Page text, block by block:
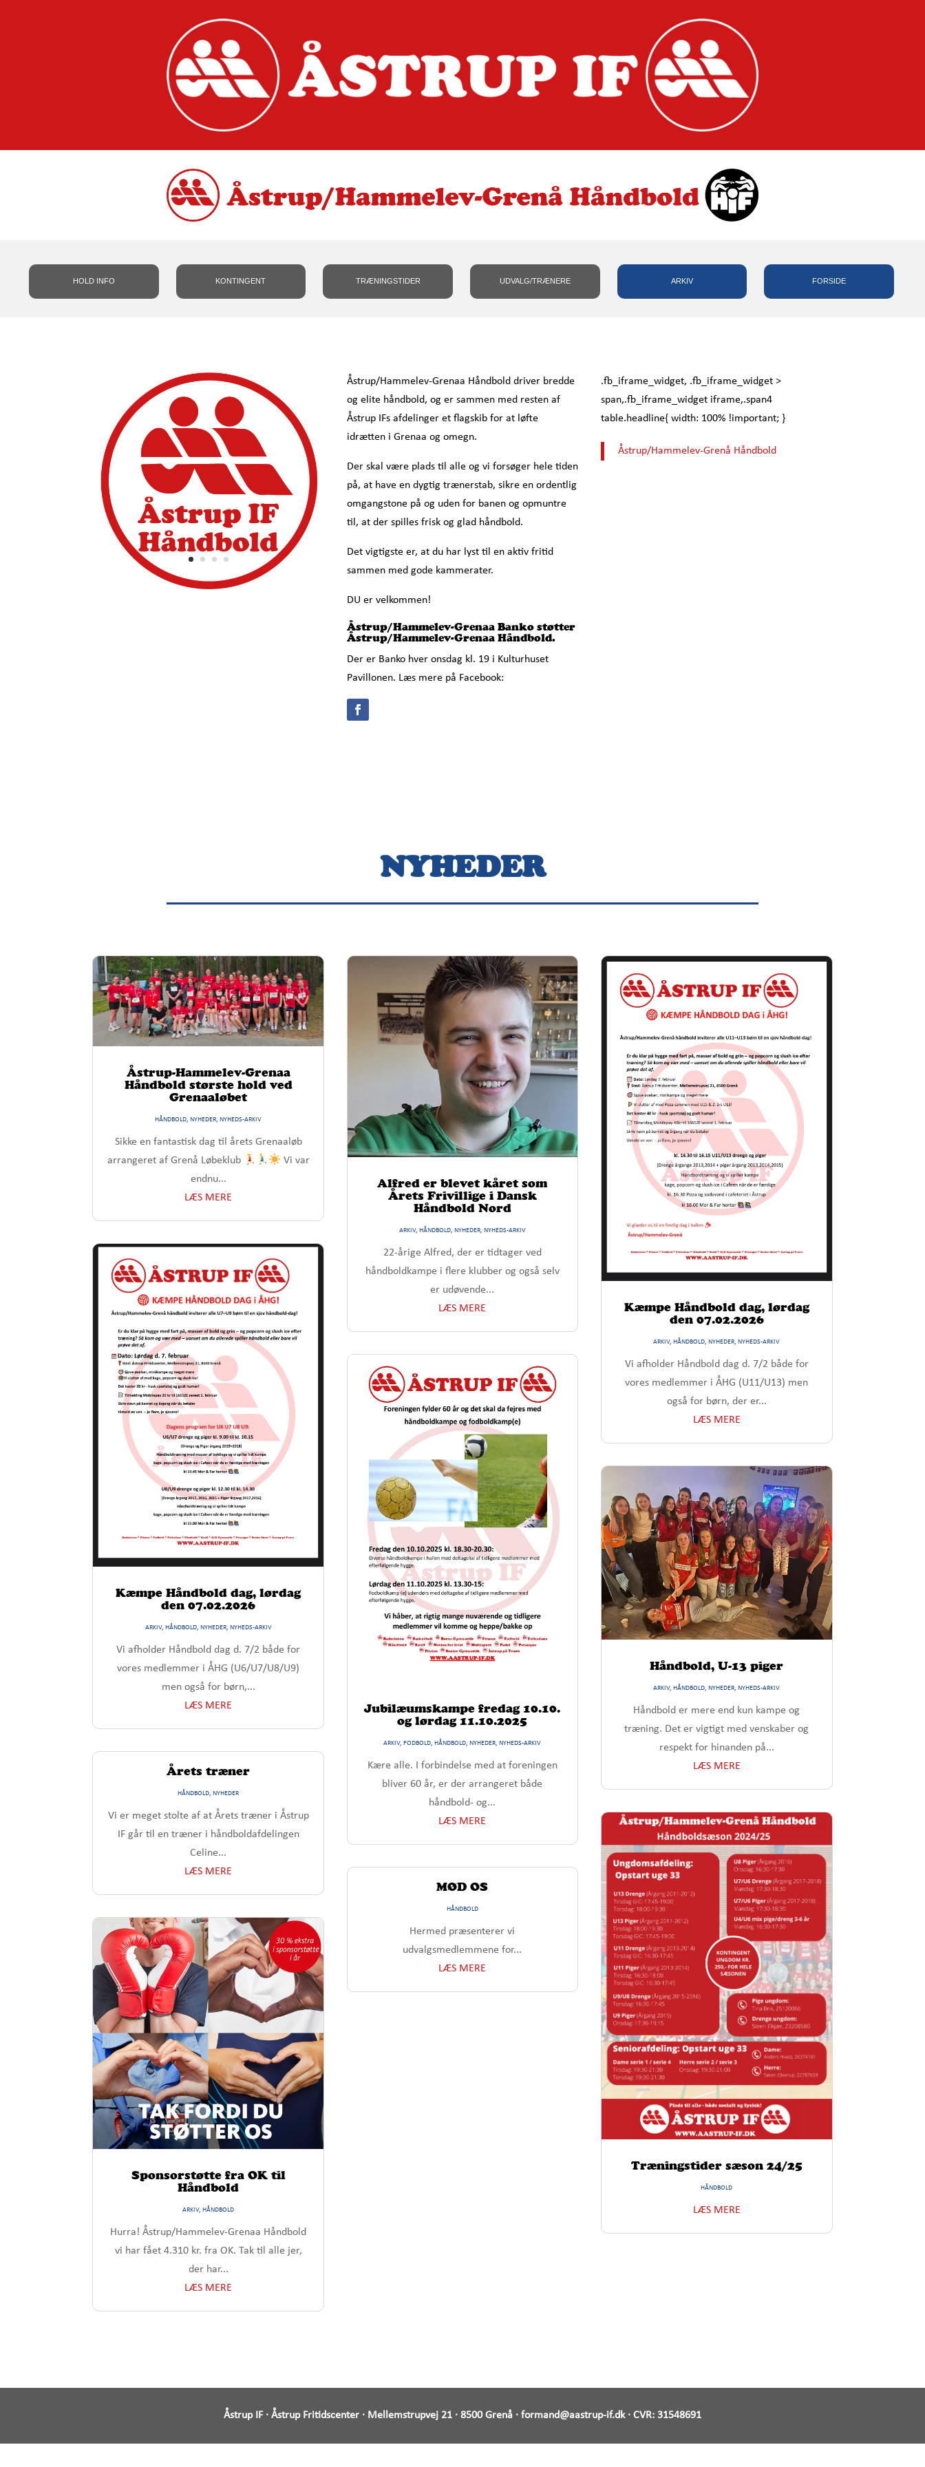
HOLD INFO KONTINGENT TRÆNINGSTIDER UDVALG/TRÆNERE ARKIV FORSIDE
Åstrup/Hammelev-Grenaa Håndbold driver bredde
og elite håndbold, og er sammen med resten af
Åstrup IFs afdelinger et flagskib for at løfte
idrætten i Grenaa og omegn.
Der skal være plads til alle og vi forsøger hele tiden
på, at have en dygtig trænerstab, sikre en ordentlig
omgangstone på og uden for banen og opmuntre
til, at der spilles frisk og glad håndbold.
Det vigtigste er, at du har lyst til en aktiv fritid
sammen med gode kammerater.
DU er velkommen!
Åstrup/Hammelev-Grenaa Banko støtter
Åstrup/Hammelev-Grenaa Håndbold.
Der er Banko hver onsdag kl. 19 i Kulturhuset
Pavillonen. Læs mere på Facebook:
.fb_iframe_widget, .fb_iframe_widget >
span,.fb_iframe_widget iframe,.span4
table.headline{ width: 100% !important; }
Åstrup/Hammelev-Grenå Håndbold
NYHEDER
Åstrup-Hammelev-Grenaa
Håndbold største hold ved
Grenaaløbet
HÅNDBOLD,NYHEDER,NYHEDS-ARKIV
Sikke en fantastisk dag til årets Grenaaløb
arrangeret af Grenå Løbeklub
Vi var
endnu...
LÆS MERE
Kæmpe Håndbold dag, lørdag
den 07.02.2026
ARKIV, HÅNDBOLD, NYHEDER, NYHEDS-ARKIV
Vi afholder Håndbold dag d. 7/2 både for
vores medlemmer i ÅHG (U6/U7/U8/U9)
men også for børn,...
LÆS MERE
Årets træner
HÅNDBOLD,NYHEDER
Vi er meget stolte af at Årets træner i Åstrup
IF går til en træner i håndboldafdelingen
Celine...
LÆS MERE
Sponsorstøtte fra OK til
Håndbold
ARKIV,HÅNDBOLD
Hurra! Åstrup/Hammelev-Grenaa Håndbold
vi har fået 4.310 kr. fra OK. Tak til alle jer,
der har...
LÆS MERE
Alfred er blevet kåret som
Årets Frivillige i Dansk
Håndbold Nord
ARKIV, HÅNDBOLD, NYHEDER, NYHEDS-ARKIV
22-årige Alfred, der er tidtager ved
håndboldkampe i flere klubber og også selv
er udøvende...
LÆS MERE
Jubilæumskampe fredag 10.10.
og lørdag 11.10.2025
ARKIV,FODBOLD,HÅNDBOLD,NYHEDER,NYHEDS-ARKIV
Kære alle. I forbindelse med at foreningen
bliver 60 år, er der arrangeret både
håndbold- og...
LÆS MERE
MØD OS
HÅNDBOLD
Hermed præsenterer vi
udvalgsmedlemmene for...
LÆS MERE
Kæmpe Håndbold dag, lørdag
den 07.02.2026
ARKIV,HÅNDBOLD,NYHEDER,NYHEDS-ARKIV
Vi afholder Håndbold dag d. 7/2 både for
vores medlemmer i ÅHG (U11/U13) men
også for børn, der er...
LÆS MERE
Håndbold, U-13 piger
ARKIV,HÅNDBOLD,NYHEDER,NYHEDS-ARKIV
Håndbold er mere end kun kampe og
træning. Det er vigtigt med venskaber og
respekt for hinanden på...
LÆS MERE
Træningstider sæson 24/25
HÅNDBOLD
LÆS MERE
Åstrup IF · Åstrup Fritidscenter · Mellemstrupvej 21 · 8500 Grenå · formand@aastrup-if.dk· CVR: 31548691